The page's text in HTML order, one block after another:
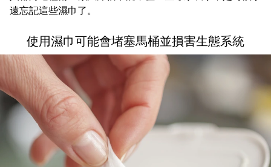
遠忘記這些濕巾了。
使用濕巾可能會堵塞馬桶並損害生態系統